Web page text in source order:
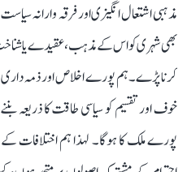
مذہبی اشتعال انگیزی اور فرقہ وارانہ
بھی شہری کو اس کے مذہب، عقیدے یا شناخت
کرنا پڑے۔ہم پورے اخلاص اور ذمہ داری
خوف اور تقسیم کو سیاسی طاقت کا ذریعہ
پورے ملک کا ہوگا۔ لہذا ہم اختلافات